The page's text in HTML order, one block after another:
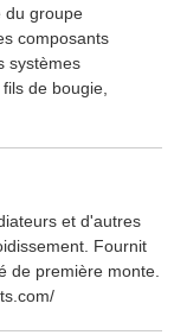
du groupe
composants
systèmes
de bougie,
et d'autres
Fournit
de première monte.